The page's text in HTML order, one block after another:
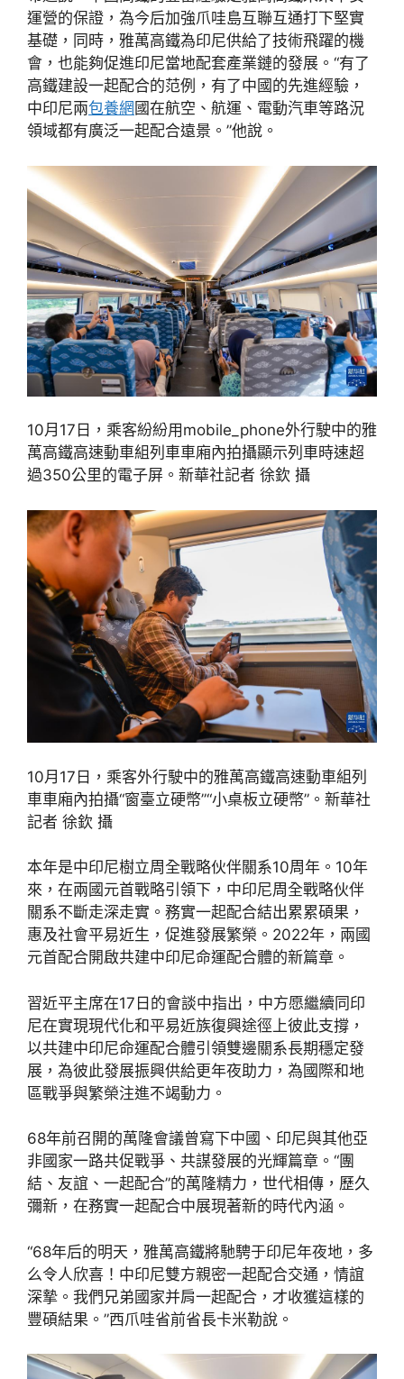
運營的保證，為今后加強爪哇島互聯互通打下堅實
基礎，同時，雅萬高鐵為印尼供給了技術飛躍的機
會，也能夠促進印尼當地配套產業鏈的發展。“有了
高鐵建設一起配合的范例，有了中國的先進經驗，
中印尼兩包養網 國在航空、航運、電動汽車等路況
領域都有廣泛一起配合遠景。”他說。
10月17日，乘客紛紛用mobile_phone外行駛中的雅
萬高鐵高速動車組列車車廂內拍攝顯示列車時速超
過350公里的電子屏。新華社記者 徐欽 攝
10月17日，乘客外行駛中的雅萬高鐵高速動車組列
車車廂內拍攝“窗臺立硬幣”“小桌板立硬幣”。新華社
記者 徐欽 攝
本年是中印尼樹立周全戰略伙伴關系10周年。10年
來，在兩國元首戰略引領下，中印尼周全戰略伙伴
關系不斷走深走實。務實一起配合結出累累碩果，
惠及社會平易近生，促進發展繁榮。2022年，兩國
元首配合開啟共建中印尼命運配合體的新篇章。
習近平主席在17日的會談中指出，中方愿繼續同印
尼在實現現代化和平易近族復興途徑上彼此支撐，
以共建中印尼命運配合體引領雙邊關系長期穩定發
展，為彼此發展振興供給更年夜助力，為國際和地
區戰爭與繁榮注進不竭動力。
68年前召開的萬隆會議曾寫下中國、印尼與其他亞
非國家一路共促戰爭、共謀發展的光輝篇章。“團
結、友誼、一起配合”的萬隆精力，世代相傳，歷久
彌新，在務實一起配合中展現著新的時代內涵。
“68年后的明天，雅萬高鐵將馳騁于印尼年夜地，多
么令人欣喜！中印尼雙方親密一起配合交通，情誼
深摯。我們兄弟國家并肩一起配合，才收獲這樣的
豐碩結果。”西爪哇省前省長卡米勒說。